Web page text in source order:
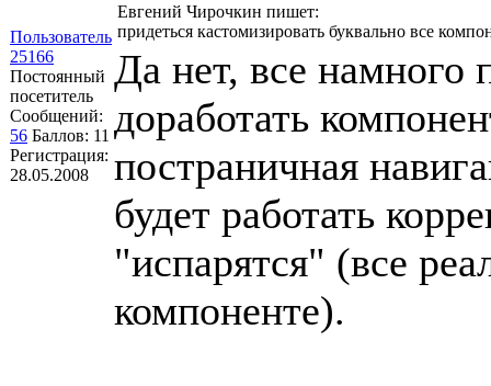
Пользователь
25166
Постоянный
посетитель
Сообщений:
56 Баллов: 11
Регистрация:
28.05.2008
Евгений Чирочкин пишет:
придеться кастомизировать буквально все
Да нет, все
доработать
постраничная
будет работать
"испарятся" (все
компоненте).